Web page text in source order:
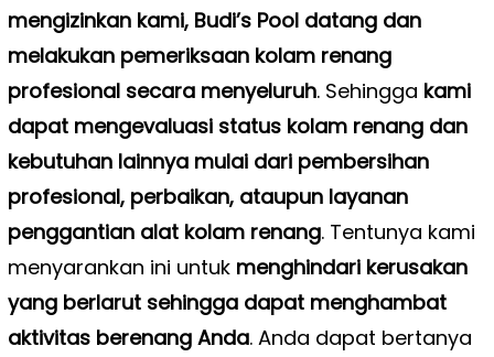
mengizinkan kami, Budi’s Pool datang dan
melakukan pemeriksaan kolam renang
profesional secara menyeluruh. Sehingga kami
dapat mengevaluasi status kolam renang dan
kebutuhan lainnya mulai dari pembersihan
profesional, perbaikan, ataupun layanan
penggantian alat kolam renang. Tentunya kami
menyarankan ini untuk menghindari kerusakan
yang berlarut sehingga dapat menghambat
aktivitas berenang Anda. Anda dapat bertanya